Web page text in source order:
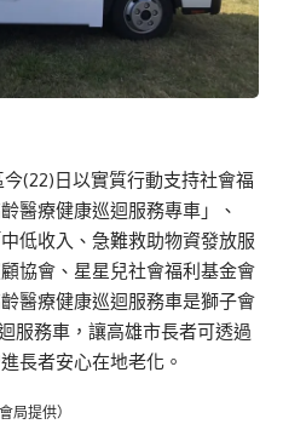
(22)日以實質行動支持社會福
醫療健康巡迴服務專車」、
低收入、急難救助物資發放服
協會、星星兒社會福利基金會
醫療健康巡迴服務車是獅子會
服務車，讓高雄市長者可透過
長者安心在地老化。
局提供）